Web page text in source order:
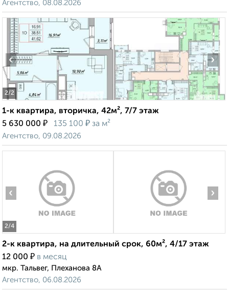
Агентство, 08.08.2026
2/2
‹ ›
1-к квартира, вторичка, 42м², 7/7 этаж
5 630 000 ₽ 135 100 ₽ за м²
Агентство, 09.08.2026
2/4
‹ ›
2-к квартира, на длительный срок, 60м², 4/17 этаж
12 000 ₽ в месяц
мкр. Тальвег, Плеханова 8А
Агентство, 06.08.2026